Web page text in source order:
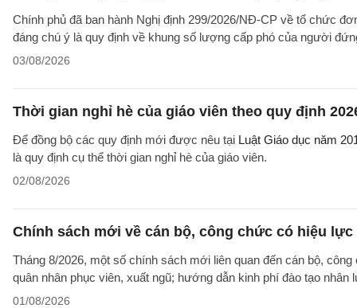
Chính phủ đã ban hành Nghị định 299/2026/NĐ-CP về tổ chức
đáng chú ý là quy định về khung số lượng cấp phó của người
03/08/2026
Thời gian nghỉ hè của giáo viên theo quy định
Để đồng bộ các quy định mới được nêu tại Luật Giáo dục năm
là quy định cụ thể thời gian nghỉ hè của giáo viên.
02/08/2026
Chính sách mới về cán bộ, công chức có hiệu lực
Tháng 8/2026, một số chính sách mới liên quan đến cán bộ,
quân nhân phục viên, xuất ngũ; hướng dẫn kinh phí đào tạo
01/08/2026